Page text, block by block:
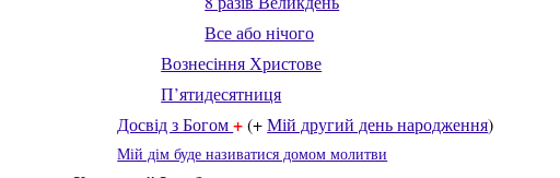
Все або нічого
Вознесіння Христове
П’ятидесятниця
Досвід з Богом+(+Мій другий день народження)
Мій дім буде називатися домом молитви